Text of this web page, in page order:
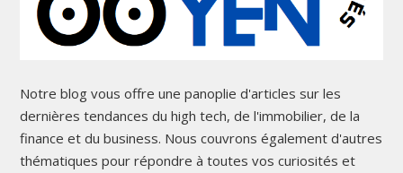
Notre blog vous offre une panoplie d'articles sur les
dernières tendances du high tech, de l'immobilier, de la
finance et du business. Nous couvrons également d'autres
thématiques pour répondre à toutes vos curiosités et